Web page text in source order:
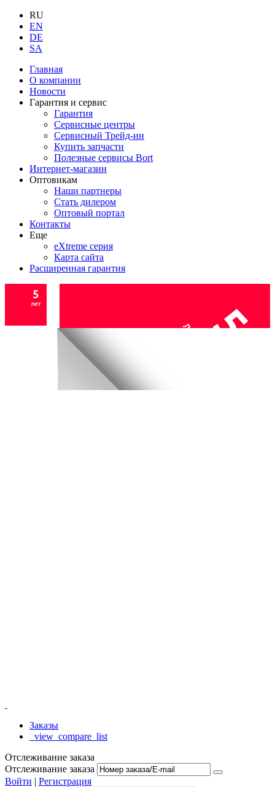
RU
EN
DE
SA
Главная
О компании
Новости
Гарантия и сервис
Гарантия
Сервисные центры
Сервисный Трейд-ин
Купить запчасти
Полезные сервисы Bort
Интернет-магазин
Оптовикам
Наши партнеры
Стать дилером
Оптовый портал
Контакты
Еще
eXtreme серия
Карта сайта
Расширенная гарантия
Заказы
_view_compare_list
Отслеживание заказа
Отслеживание заказа
Войти | Регистрация